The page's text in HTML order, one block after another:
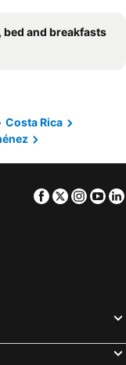
bed and breakfasts
Costa Rica
Facebook
Twitter